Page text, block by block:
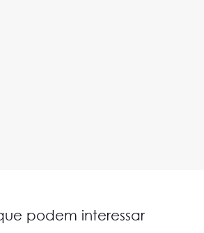
podem interessar